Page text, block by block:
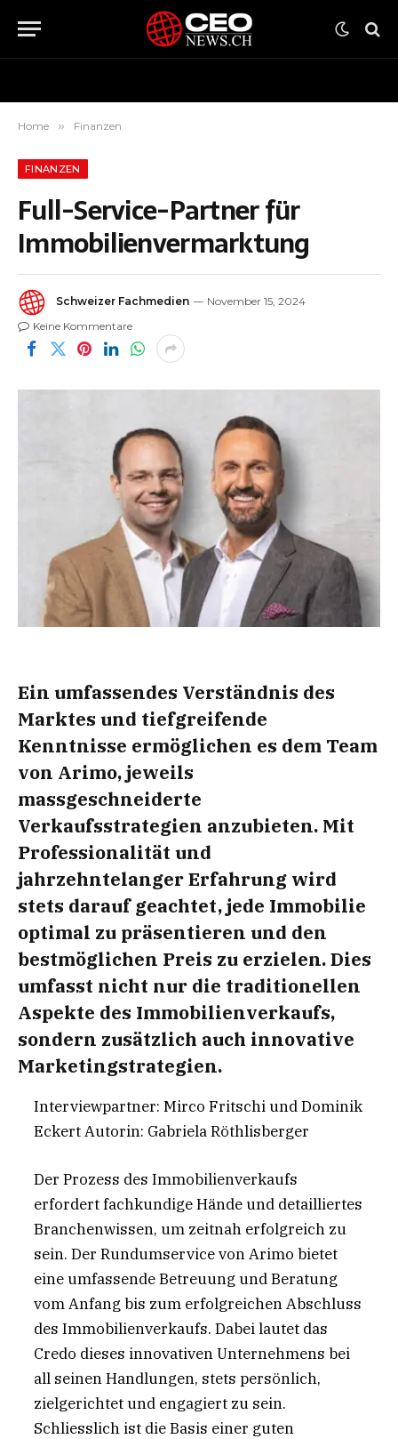
Home » Finanzen
FINANZEN
Full-Service-Partner für
Immobilienvermarktung
Schweizer Fachmedien
November 15, 2024
Keine Kommentare
Ein umfassendes Verständnis des
Marktes und tiefgreifende
Kenntnisse ermöglichen es dem Team
von Arimo, jeweils
massgeschneiderte
Verkaufsstrategien anzubieten. Mit
Professionalität und
jahrzehntelanger Erfahrung wird
stets darauf geachtet, jede Immobilie
optimal zu präsentieren und den
bestmöglichen Preis zu erzielen. Dies
umfasst nicht nur die traditionellen
Aspekte des Immobilienverkaufs,
sondern zusätzlich auch innovative
Marketingstrategien.
Interviewpartner: Mirco Fritschi und Dominik
Eckert Autorin: Gabriela Röthlisberger
Der Prozess des Immobilienverkaufs
erfordert fachkundige Hände und detailliertes
Branchenwissen, um zeitnah erfolgreich zu
sein. Der Rundumservice von Arimo bietet
eine umfassende Betreuung und Beratung
vom Anfang bis zum erfolgreichen Abschluss
des Immobilienverkaufs. Dabei lautet das
Credo dieses innovativen Unternehmens bei
all seinen Handlungen, stets persönlich,
zielgerichtet und engagiert zu sein.
Schliesslich ist die Basis einer guten